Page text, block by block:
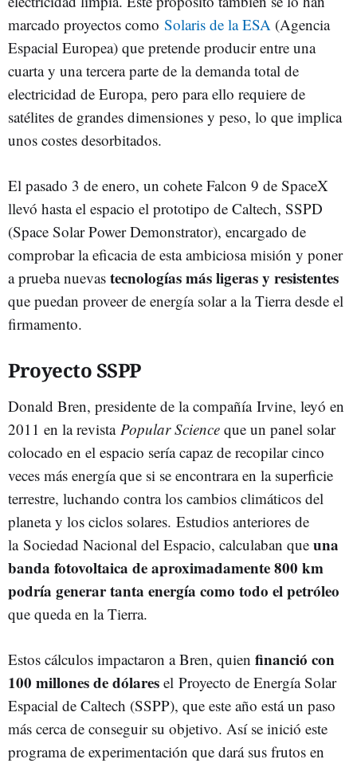
marcado proyectos como Solaris de la ESA (Agencia
Espacial Europea) que pretende producir entre una
cuarta y una tercera parte de la demanda total de
electricidad de Europa, pero para ello requiere de
satélites de grandes dimensiones y peso, lo que implica
unos costes desorbitados.
El pasado 3 de enero, un cohete Falcon 9 de SpaceX
llevó hasta el espacio el prototipo de Caltech, SSPD
(Space Solar Power Demonstrator), encargado de
comprobar la eficacia de esta ambiciosa misión y poner
a prueba nuevas tecnologías más ligeras y resistentes
que puedan proveer de energía solar a la Tierra desde el
firmamento.
Proyecto SSPP
Donald Bren, presidente de la compañíaIrvine, leyó en
2011 en la revista Popular Science que un panel solar
colocado en el espacio sería capaz de recopilar cinco
veces más energía que si se encontrara en la superficie
terrestre, luchando contra los cambios climáticos del
planeta y los ciclos solares. Estudios anteriores de
la Sociedad Nacional del Espacio, calculaban que una
banda fotovoltaica de aproximadamente 800 km
podría generar tanta energía como todo el petróleo
que queda en la Tierra.
Estos cálculos impactaron a Bren, quien financió con
100 millones de dólares el Proyecto de Energía Solar
Espacial de Caltech (SSPP), que este año está un paso
más cerca de conseguir su objetivo. Así se inició este
programa de experimentación que dará sus frutos en